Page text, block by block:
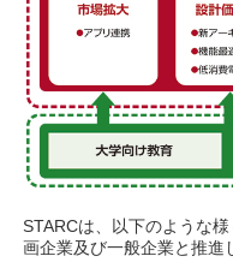
STARCは、以下のような
画企業及び一般企業と推進